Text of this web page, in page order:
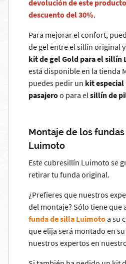
devolución de este
descuento del 30%.
Para mejorar el confort,
de gel entre el sillín original
kit de gel Gold para el
está disponible en la tienda
puedes pedir un kit
pasajeroo para el sillín de
Montaje de los
Luimoto
Este cubresillín Luimoto se
retirar tu funda original.
¿Prefieres que nuestros
del montaje? Sólo tiene que
funda de silla Luimotoa su
que elija será montado en
nuestros expertos en